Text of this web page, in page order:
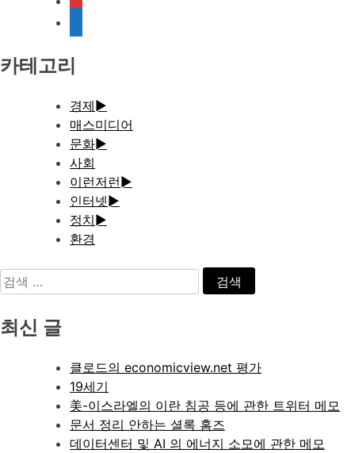
document
카테고리
경제►
매스미디어
문화►
사회
이런저런►
인터넷►
정치►
환경
검
색:
최신 글
클로드의 economicview.net 평가
19세기
美-이스라엘의 이란 침공 등에 관한 트위터 메모
문서 정리 안하는 셜록 홈즈
데이터센터 및 AI 의 에너지 소모에 관한 메모